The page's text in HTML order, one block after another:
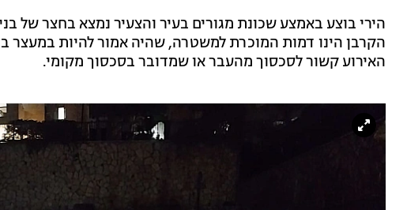
הירי בוצע באמצע שכונת מגורים בעיר והצעיר נמצא בחצר של
הקרבן הינו דמות המוכרת למשטרה, שהיה אמור להיות
האירוע קשור לסכסוך מהעבר או שמדובר בסכסוך מקומי.